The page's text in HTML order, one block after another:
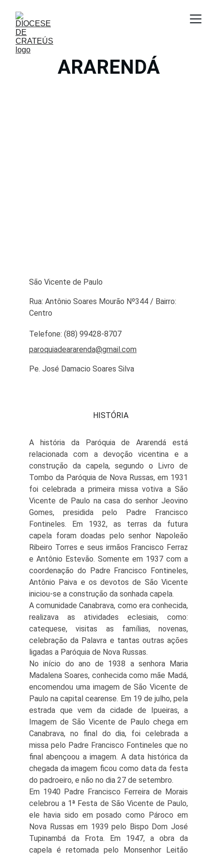
ARARENDÁ
São Vicente de Paulo
Rua: Antônio Soares Mourão Nº344 / Bairro:
Centro
Telefone: (88) 99428-8707
paroquiadeararenda@gmail.com
Pe. José Damacio Soares Silva
HISTÓRIA
A história da Paróquia de Ararendá está
relacionada com a devoção vicentina e a
construção da capela, segundo o Livro de
Tombo da Paróquia de Nova Russas, em 1931
foi celebrada a primeira missa votiva a São
Vicente de Paulo na casa do senhor Jeovino
Gomes, presidida pelo Padre Francisco
Fontineles. Em 1932, as terras da futura
capela foram doadas pelo senhor Napoleão
Ribeiro Torres e seus irmãos Francisco Ferraz
e Antônio Estevão. Somente em 1937 com a
coordenação do Padre Francisco Fontineles,
Antônio Paiva e os devotos de São Vicente
iniciou-se a construção da sonhada capela.
A comunidade Canabrava, como era conhecida,
realizava as atividades eclesiais, como:
catequese, visitas as famílias, novenas,
celebração da Palavra e tantas outras ações
ligadas a Paróquia de Nova Russas.
No início do ano de 1938 a senhora Maria
Madalena Soares, conhecida como mãe Madá,
encomendou uma imagem de São Vicente de
Paulo na capital cearense. Em 19 de julho, pela
estrada que vem da cidade de Ipueiras, a
Imagem de São Vicente de Paulo chega em
Canabrava, no final do dia, foi celebrada a
missa pelo Padre Francisco Fontineles que no
final abençoou a imagem. A data histórica da
chegada da imagem ficou como data da festa
do padroeiro, e não no dia 27 de setembro.
Em 1940 Padre Francisco Ferreira de Morais
celebrou a 1ª Festa de São Vicente de Paulo,
ele havia sido em posado como Pároco em
Nova Russas em 1939 pelo Bispo Dom José
Tupinambá da Frota. Em 1947, a obra da
capela é retomada pelo Monsenhor Leitão